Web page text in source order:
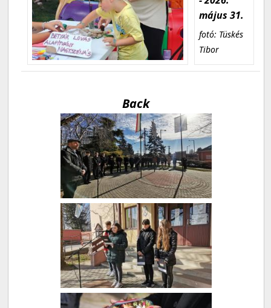
május 31.
fotó: Tüskés
Tibor
Back